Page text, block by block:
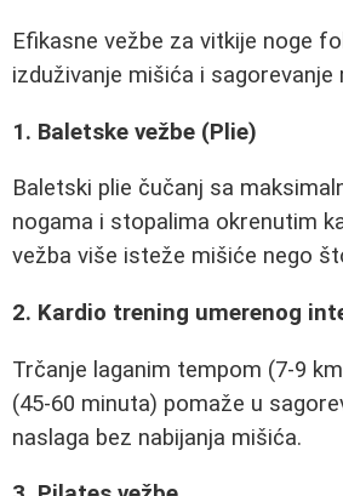
Efikasne vežbe za vitkije noge
izduživanje mišića i sagorevanje
1. Baletske vežbe (Plie)
Baletski plie čučanj sa
nogama i stopalima okrenutim
vežba više isteže mišiće nego
2. Kardio trening umerenog
Trčanje laganim tempom (7-9
(45-60 minuta) pomaže u
naslaga bez nabijanja mišića.